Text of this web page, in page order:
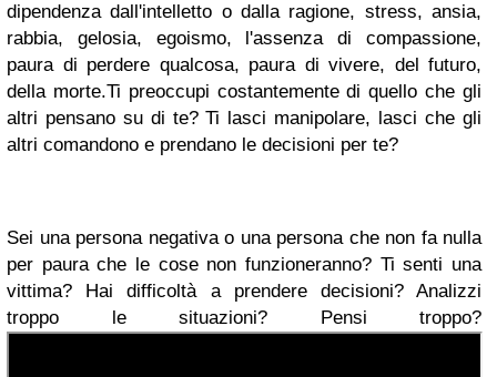
dipendenza dall'intelletto o dalla ragione, stress, ansia,
rabbia, gelosia, egoismo, l'assenza di compassione,
paura di perdere qualcosa, paura di vivere, del futuro,
della morte.Ti preoccupi costantemente di quello che gli
altri pensano su di te? Ti lasci manipolare, lasci che gli
altri comandono e prendano le decisioni per te?
Sei una persona negativa o una persona che non fa nulla
per paura che le cose non funzioneranno? Ti senti una
vittima? Hai difficoltà a prendere decisioni? Analizzi
troppo le situazioni? Pensi troppo?